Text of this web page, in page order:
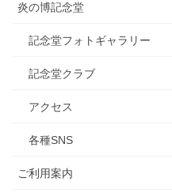
炎の博記念堂
記念堂フォトギャラリー
記念堂クラブ
アクセス
各種SNS
ご利用案内